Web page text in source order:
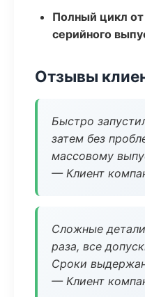
Полный цикл
серийного
Отзывы
Быстро
затем без
массовому
— Клиент
Сложные
раза, все
Сроки
— Клиент